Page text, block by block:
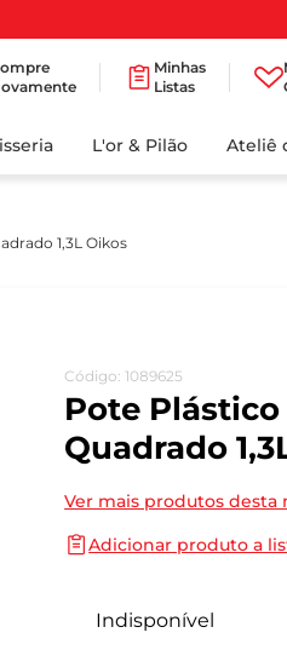
Minhas
Listas
L'or & Pilão Ateliê
1,3L Oikos
Código: 1089625
Pote
Quadrado
Ver mais produtos desta
Adicionar produto a
Indisponível